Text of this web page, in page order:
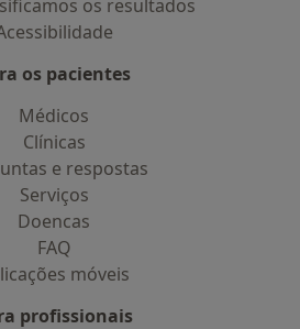
os resultados
os pacientes
Médicos
Clínicas
e respostas
Serviços
Doencas
FAQ
móveis
profissionais